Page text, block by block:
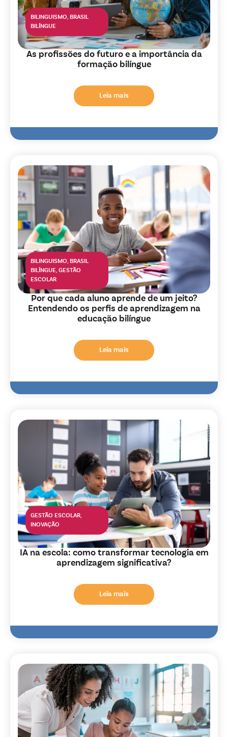
As profissões do futuro e a importância da
formação bilíngue
BILINGUISMO, BRASIL
BILÍNGUE
Leia mais
Por que cada aluno aprende de um jeito?
Entendendo os perfis de aprendizagem na
educação bilíngue
BILINGUISMO, BRASIL
BILÍNGUE, GESTÃO
ESCOLAR
Leia mais
IA na escola: como transformar tecnologia em
aprendizagem significativa?
GESTÃO ESCOLAR,
INOVAÇÃO
Leia mais